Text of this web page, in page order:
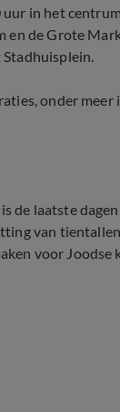
in het
en de Grote
onder
de laatste
van
voor Joodse